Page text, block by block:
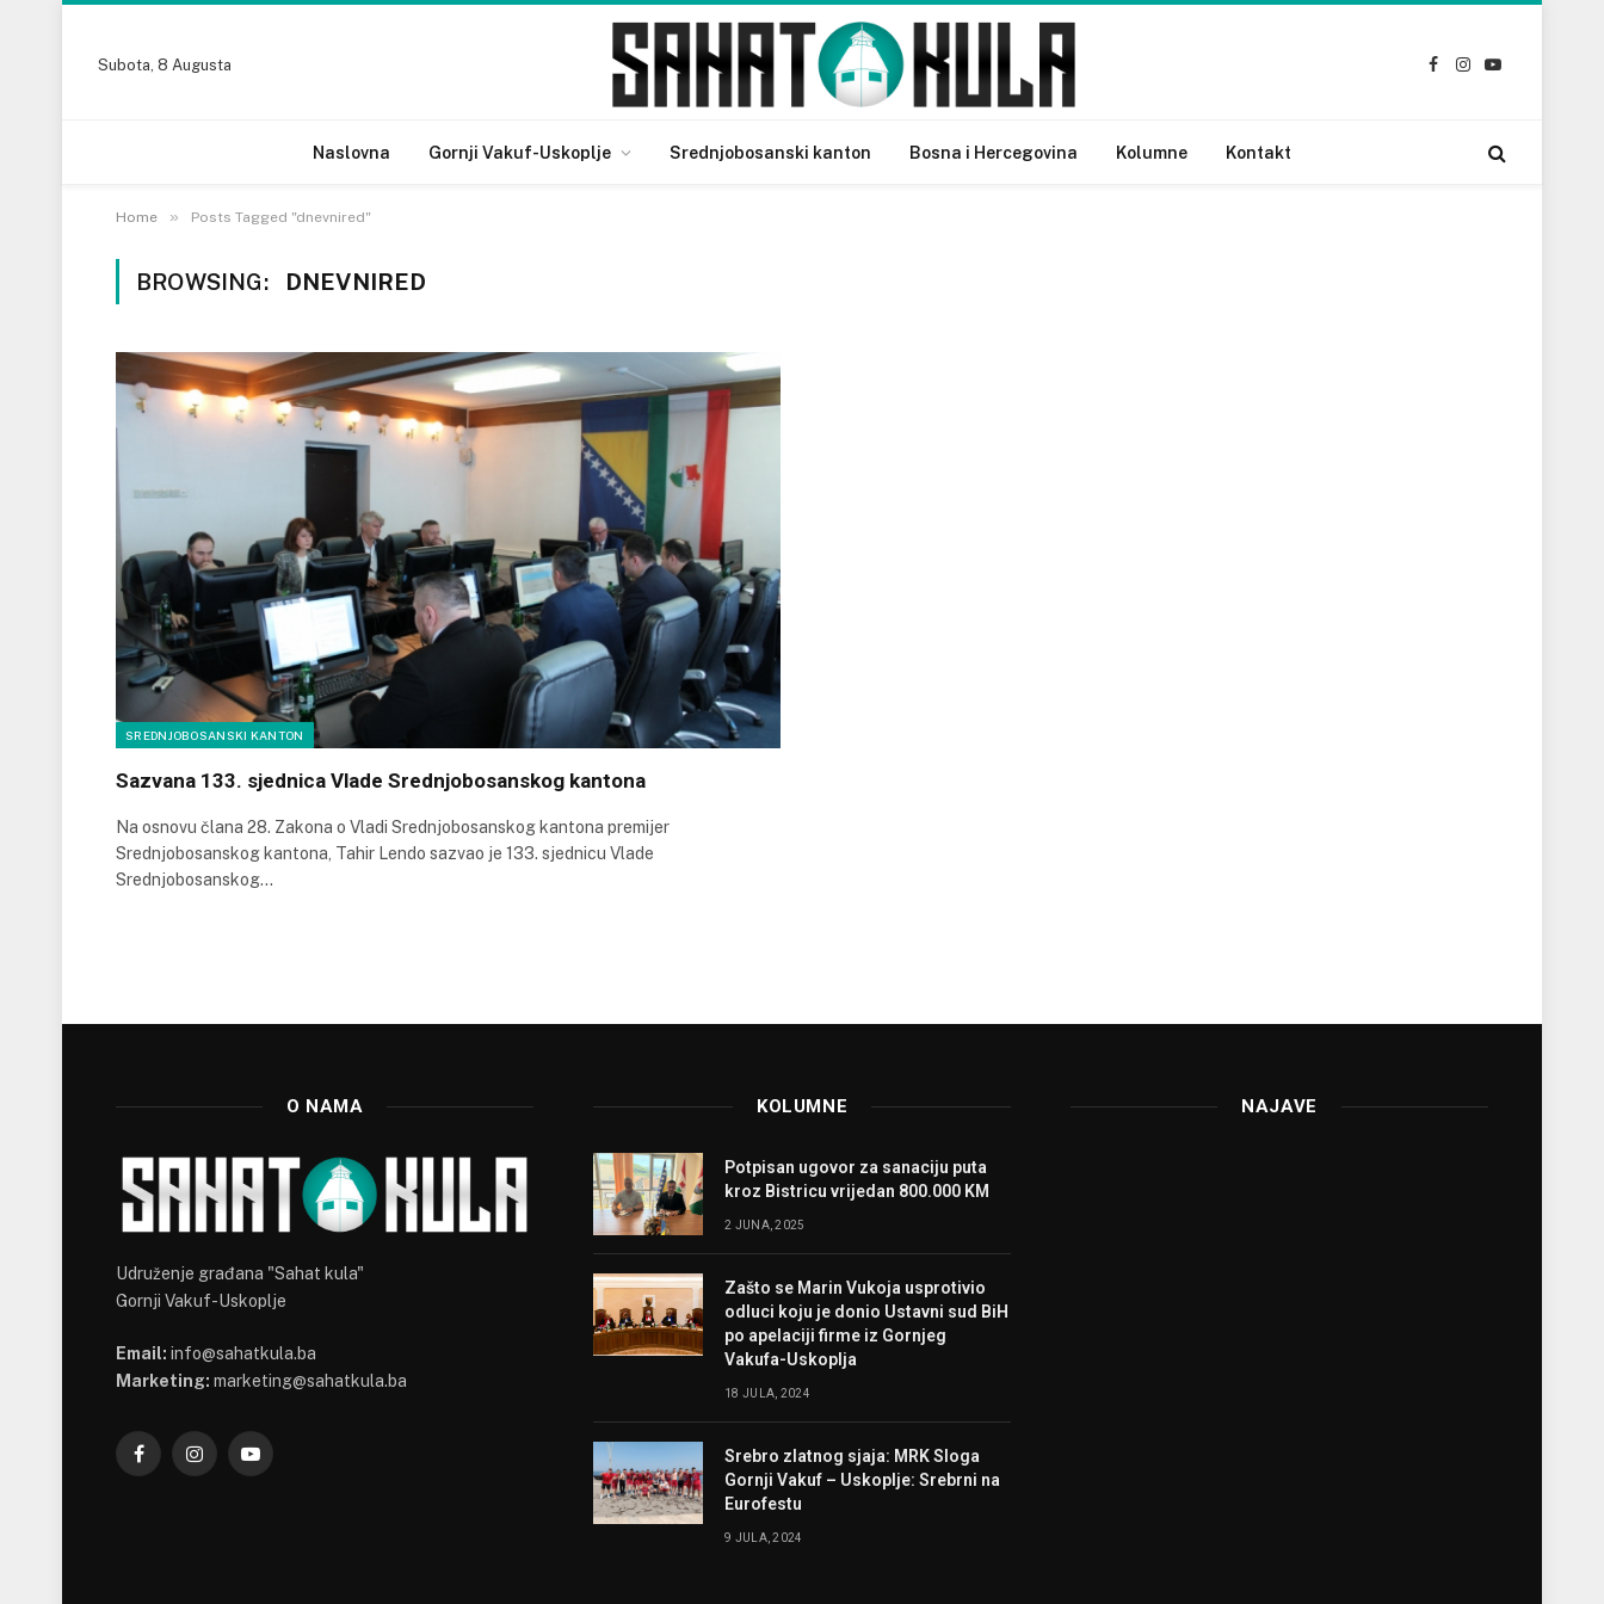
Subota, 8 Augusta
Facebook
Instagram
YouTube
Naslovna Gornji Vakuf-Uskoplje Srednjobosanski kanton Bosna i Hercegovina Kolumne Kontakt
Home » Posts Tagged "dnevnired"
BROWSING: DNEVNIRED
SREDNJOBOSANSKI KANTON
Sazvana 133. sjednica Vlade Srednjobosanskog kantona
Na osnovu člana 28. Zakona o Vladi Srednjobosanskog kantona premijer
Srednjobosanskog kantona, Tahir Lendo sazvao je 133. sjednicu Vlade
Srednjobosanskog…
O NAMA
Udruženje građana "Sahat kula"
Gornji Vakuf-Uskoplje
Email: info@sahatkula.ba
Marketing: marketing@sahatkula.ba
FacebookInstagramYouTube
KOLUMNE
Potpisan ugovor za sanaciju puta
kroz Bistricu vrijedan 800.000 KM
2 JUNA, 2025
Zašto se Marin Vukoja usprotivio
odluci koju je donio Ustavni sud BiH
po apelaciji firme iz Gornjeg
Vakufa-Uskoplja
18 JULA, 2024
Srebro zlatnog sjaja: MRK Sloga
Gornji Vakuf – Uskoplje: Srebrni na
Eurofestu
9 JULA, 2024
NAJAVE